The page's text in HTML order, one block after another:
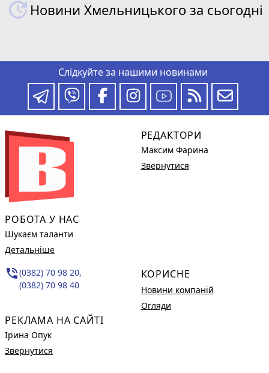
Новини Хмельницького за сьогодні
Слідкуйте за нашими новинами
РОБОТА У НАС
Шукаєм таланти
Детальніше
phone_in_talk(0382) 70 98 20,
(0382) 70 98 40
РЕКЛАМА НА САЙТІ
Ірина Опук
Звернутися
РЕДАКТОРИ
Максим Фарина
Звернутися
КОРИСНЕ
Новини компаній
Огляди